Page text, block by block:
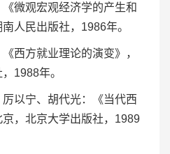
微观宏观经济学的产生和
南人民出版社，1986年。
《西方就业理论的演变》，
，1988年。
厉以宁、胡代光：《当代西
，北京大学出版社，1989